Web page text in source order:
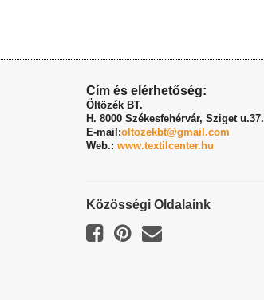
Cím és elérhetőség:
Öltözék BT.
H. 8000 Székesfehérvár, Sziget u.37.
E-mail:oltozekbt@gmail.com
Web.: www.textilcenter.hu
Közösségi Oldalaink